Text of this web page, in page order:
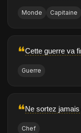
Monde Capitaine
❝Cette guerre va
Guerre
❝Ne sortez
Chef